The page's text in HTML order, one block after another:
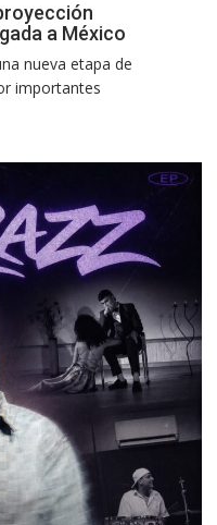
a México
nueva etapa de
importantes